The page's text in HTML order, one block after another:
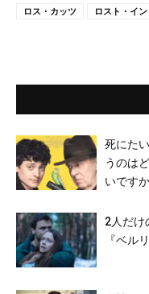
ロス・カッツ ロスト・イ
死にた
うのは
いです
2人だけ
『ベル